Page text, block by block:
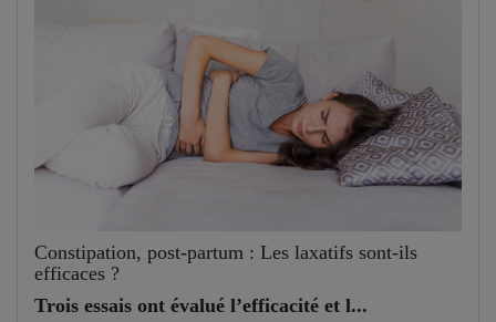
Constipation, post-partum : Les laxatifs sont-ils
efficaces ?
Trois essais ont évalué l’efficacité et l...